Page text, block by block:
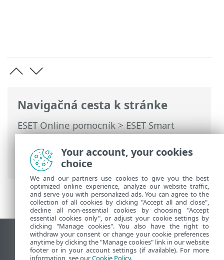
Navigačná cesta k stránke
ESET Online pomocník>ESET Smart
Security Premium>Práca s programom
ESET Smart Security Premium>Pomocník
a podpora > Novinky ESET
Zobraziť stránku ako na počítači
End of Life
Your account, your cookies
choice
We and our partners use cookies to give you the best
optimized online experience, analyze our website traffic,
and serve you with personalized ads. You can agree to the
collection of all cookies by clicking "Accept all and close",
decline all non-essential cookies by choosing "Accept
essential cookies only", or adjust your cookie settings by
clicking "Manage cookies". You also have the right to
withdraw your consent or change your cookie preferences
anytime by clicking the "Manage cookies" link in our website
footer or in your account settings (if available). For more
information, see ourCookie Policy.